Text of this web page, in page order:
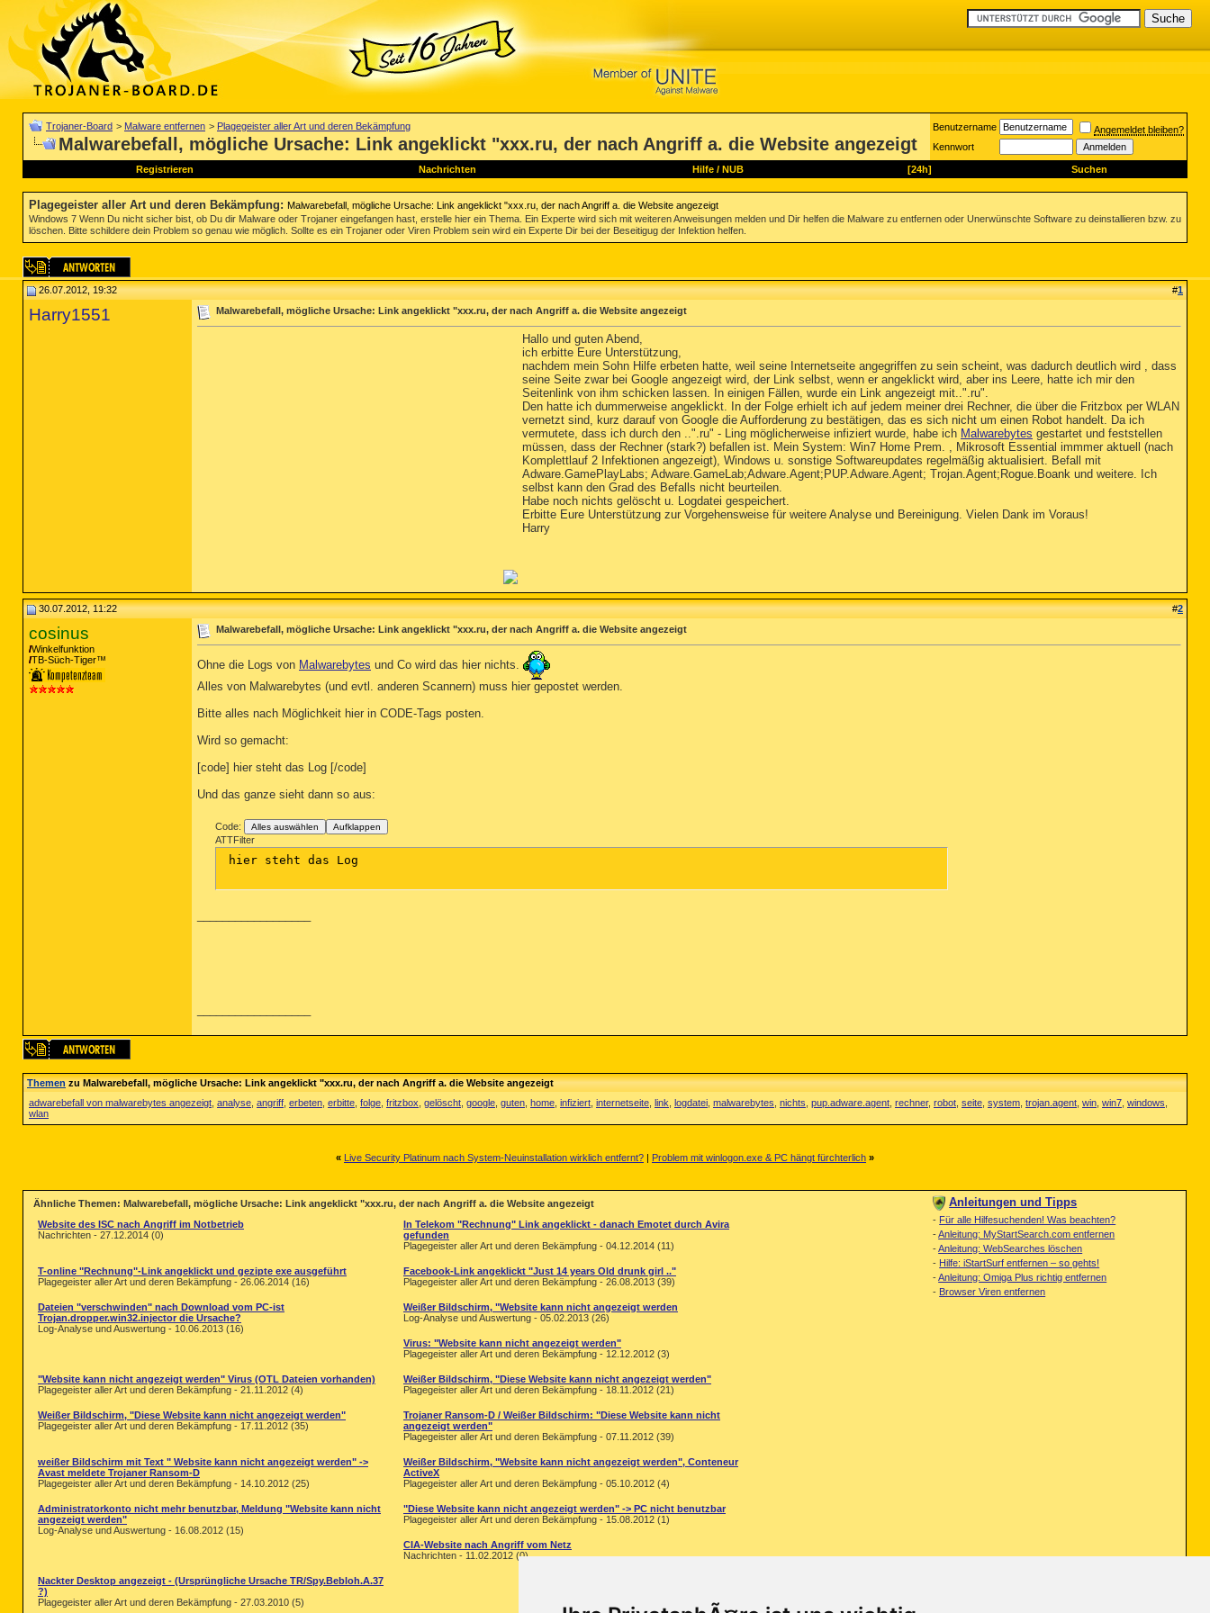
Trojaner-Board > Malware entfernen > Plagegeister aller Art und deren Bekämpfung
Malwarebefall, mögliche Ursache: Link angeklickt "xxx.ru, der nach Angriff a. die Website angezeigt
Benutzername
Angemeldet bleiben?
Kennwort
Registrieren Nachrichten Hilfe/ NUB [24h] Suchen
Plagegeister aller Art und deren Bekämpfung: Malwarebefall, mögliche Ursache: Link angeklickt "xxx.ru, der nach Angriff a. die Website angezeigt
Windows 7 Wenn Du nicht sicher bist, ob Du dir Malware oder Trojaner eingefangen hast, erstelle hier ein Thema. Ein Experte wird sich mit weiteren Anweisungen melden und Dir helfen die Malware zu entfernen oder Unerwünschte Software zu deinstallieren bzw. zu
löschen. Bitte schildere dein Problem so genau wie möglich. Sollte es ein Trojaner oder Viren Problem sein wird ein Experte Dir bei der Beseitigug der Infektion helfen.
26.07.2012, 19:32 #1
Harry1551 Malwarebefall, mögliche Ursache: Link angeklickt "xxx.ru, der nach Angriff a. die Website angezeigt
Hallo und guten Abend,
ich erbitte Eure Unterstützung,
nachdem mein Sohn Hilfe erbeten hatte, weil seine Internetseite angegriffen zu sein scheint, was dadurch deutlich wird , dass
seine Seite zwar bei Google angezeigt wird, der Link selbst, wenn er angeklickt wird, aber ins Leere, hatte ich mir den
Seitenlink von ihm schicken lassen. In einigen Fällen, wurde ein Link angezeigt mit..".ru".
Den hatte ich dummerweise angeklickt. In der Folge erhielt ich auf jedem meiner drei Rechner, die über die Fritzbox per WLAN
vernetzt sind, kurz darauf von Google die Aufforderung zu bestätigen, das es sich nicht um einen Robot handelt. Da ich
vermutete, dass ich durch den ..".ru" - Ling möglicherweise infiziert wurde, habe ich Malwarebytes gestartet und feststellen
müssen, dass der Rechner (stark?) befallen ist. Mein System: Win7 Home Prem. , Mikrosoft Essential immmer aktuell (nach
Komplettlauf 2 Infektionen angezeigt), Windows u. sonstige Softwareupdates regelmäßig aktualisiert. Befall mit
Adware.GamePlayLabs; Adware.GameLab;Adware.Agent;PUP.Adware.Agent; Trojan.Agent;Rogue.Boank und weitere. Ich
selbst kann den Grad des Befalls nicht beurteilen.
Habe noch nichts gelöscht u. Logdatei gespeichert.
Erbitte Eure Unterstützung zur Vorgehensweise für weitere Analyse und Bereinigung. Vielen Dank im Voraus!
Harry
30.07.2012, 11:22 #2
cosinus
Winkelfunktion
TB-Süch-Tiger™
Malwarebefall, mögliche Ursache: Link angeklickt "xxx.ru, der nach Angriff a. die Website angezeigt
Ohne die Logs von Malwarebytes und Co wird das hier nichts.
Alles von Malwarebytes (und evtl. anderen Scannern) muss hier gepostet werden.
Bitte alles nach Möglichkeit hier in CODE-Tags posten.
Wird so gemacht:
[code] hier steht das Log [/code]
Und das ganze sieht dann so aus:
Code: Alles auswählen Aufklappen
ATTFilter
hier steht das Log
Themenzu Malwarebefall, mögliche Ursache: Link angeklickt "xxx.ru, der nach Angriff a. die Website angezeigt
adwarebefall von malwarebytes angezeigt analyse angriff erbeten erbitte folge fritzbox gelöscht google guten home infiziert internetseite link logdatei malwarebytes nichts pup.adware.agent rechner, robot seite system trojan.agent win win7 windows
wlan
« Live Security Platinum nach System-Neuinstallation wirklich entfernt? | Problem mit winlogon.exe & PC hängt fürchterlich »
Ähnliche Themen: Malwarebefall, mögliche Ursache: Link angeklickt "xxx.ru, der nach Angriff a. die Website angezeigt
Website des ISC nach Angriff im Notbetrieb
Nachrichten - 27.12.2014 (0)
In Telekom "Rechnung" Link angeklickt - danach Emotet durch Avira
gefunden
Plagegeister aller Art und deren Bekämpfung - 04.12.2014 (11)
T-online "Rechnung"-Link angeklickt und gezipte exe ausgeführt
Plagegeister aller Art und deren Bekämpfung - 26.06.2014 (16)
Facebook-Link angeklickt "Just 14 years Old drunk girl .."
Plagegeister aller Art und deren Bekämpfung - 26.08.2013 (39)
Dateien "verschwinden" nach Download vom PC-ist
Trojan.dropper.win32.injector die Ursache?
Log-Analyse und Auswertung - 10.06.2013 (16)
Weißer Bildschirm, "Website kann nicht angezeigt werden
Log-Analyse und Auswertung - 05.02.2013 (26)
Virus: "Website kann nicht angezeigt werden"
Plagegeister aller Art und deren Bekämpfung - 12.12.2012 (3)
"Website kann nicht angezeigt werden" Virus (OTL Dateien vorhanden)
Plagegeister aller Art und deren Bekämpfung - 21.11.2012 (4)
Weißer Bildschirm, "Diese Website kann nicht angezeigt werden"
Plagegeister aller Art und deren Bekämpfung - 18.11.2012 (21)
Weißer Bildschirm, "Diese Website kann nicht angezeigt werden"
Plagegeister aller Art und deren Bekämpfung - 17.11.2012 (35)
Trojaner Ransom-D / Weißer Bildschirm: "Diese Website kann nicht
angezeigt werden"
Plagegeister aller Art und deren Bekämpfung - 07.11.2012 (39)
weißer Bildschirm mit Text " Website kann nicht angezeigt werden" ->
Avast meldete Trojaner Ransom-D
Plagegeister aller Art und deren Bekämpfung - 14.10.2012 (25)
Weißer Bildschirm, "Website kann nicht angezeigt werden", Conteneur
ActiveX
Plagegeister aller Art und deren Bekämpfung - 05.10.2012 (4)
Administratorkonto nicht mehr benutzbar, Meldung "Website kann nicht
angezeigt werden"
Log-Analyse und Auswertung - 16.08.2012 (15)
"Diese Website kann nicht angezeigt werden" -> PC nicht benutzbar
Plagegeister aller Art und deren Bekämpfung - 15.08.2012 (1)
CIA-Website nach Angriff vom Netz
Nachrichten - 11.02.2012 (0)
Nackter Desktop angezeigt - (Ursprüngliche Ursache TR/Spy.Bebloh.A.37
?)
Plagegeister aller Art und deren Bekämpfung - 27.03.2010 (5)
Anleitungen und Tipps
- Für alle Hilfesuchenden! Was beachten?
-Anleitung: MyStartSearch.com entfernen
-Anleitung: WebSearches löschen
- Hilfe: iStartSurf entfernen – so gehts!
-Anleitung: Omiga Plus richtig entfernen
- Browser Viren entfernen